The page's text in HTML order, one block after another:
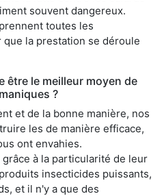
souvent dangereux.
toutes les
la prestation se déroule
être le meilleur moyen de
?
et de la bonne manière, nos
les de manière efficace,
ont envahies.
à la particularité de leur
insecticides puissants,
et il n'y a que des